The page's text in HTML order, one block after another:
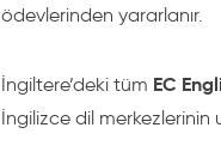
ödevlerinden yararlanır.
İngiltere’deki tüm EC
İngilizce dil merkezlerinin